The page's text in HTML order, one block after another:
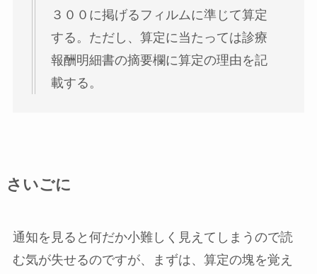
３００に掲げるフィルムに準じて算定
する。ただし、算定に当たっては診療
報酬明細書の摘要欄に算定の理由を記
載する。
さいごに
通知を見ると何だか小難しく見えてしまうので読
む気が失せるのですが、まずは、算定の塊を覚え